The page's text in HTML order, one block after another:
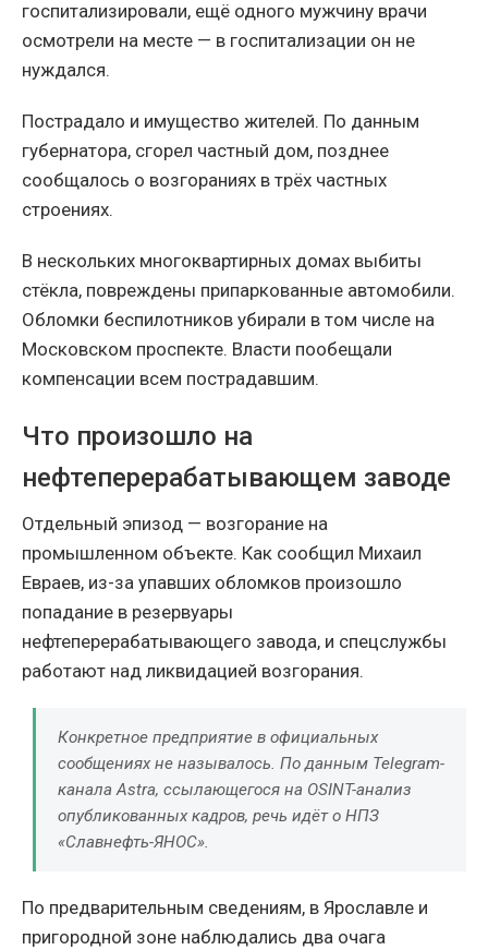
госпитализировали, ещё одного мужчину врачи
осмотрели на месте — в госпитализации он не
нуждался.
Пострадало и имущество жителей. По данным
губернатора, сгорел частный дом, позднее
сообщалось о возгораниях в трёх частных
строениях.
В нескольких многоквартирных домах выбиты
стёкла, повреждены припаркованные автомобили.
Обломки беспилотников убирали в том числе на
Московском проспекте. Власти пообещали
компенсации всем пострадавшим.
Что произошло на
нефтеперерабатывающем заводе
Отдельный эпизод — возгорание на
промышленном объекте. Как сообщил Михаил
Евраев, из-за упавших обломков произошло
попадание в резервуары
нефтеперерабатывающего завода, и спецслужбы
работают над ликвидацией возгорания.
Конкретное предприятие в официальных
сообщениях не называлось. По данным Telegram-
канала Astra, ссылающегося на OSINT-анализ
опубликованных кадров, речь идёт о НПЗ
«Славнефть-ЯНОС».
По предварительным сведениям, в Ярославле и
пригородной зоне наблюдались два очага